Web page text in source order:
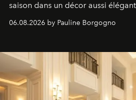
saison dans un décor aussi
06.08.2026 by Pauline Borgogno